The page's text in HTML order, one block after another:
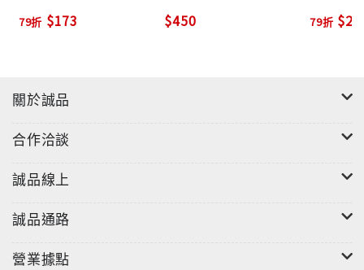
79折 $173 $450 79折
關於誠品
合作洽談
誠品線上
誠品通路
營業據點